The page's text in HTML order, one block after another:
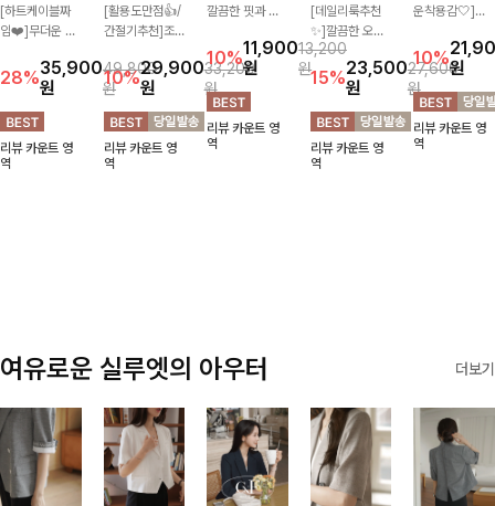
[하트케이블짜
임❤️]무더운 여
낭만같은 티셔츠
소재감에서 주는
포인트와 금장으
로 고급스러움도
놓치지 말아요♥
28%35,900
원
49,800
원
리뷰 카운트 영
역
[활용도만점👍/
간절기추천]조
색으로 감각적이
면서 단독부터
세트까지 활용도
높게 즐기는 셔
츠+나시 SET!
캐주얼한 감성으
10%29,900
원
33,200
원
리뷰 카운트 영
역
깔끔한 핏과 디
소재로 밋밋함
없이 착용 가능
하며 심플하게
입어도 좋고 레
이어드해서 입어
도 좋은 데일리
10%11,900
원
13,200
원
리뷰 카운트 영
역
[데일리룩추천
✨]깔끔한 오픈
카라넥과 조화로
운 배색이 들어
간 스트라이프
패턴으로 단정하
고 캐주얼한 무
드를 선사하는
반팔 티셔츠에
15%23,500
원
27,600
원
리뷰 카운트 영
역
운착용감🤍]린
럴한 플라워 프
린팅이 포인트가
되어 하나만으로
도 감성 있는 스
타일을 완성해드
리는 티셔츠-🌼
10%원
리뷰 카운트 영
역
여유로운 실루엣의 아우터 더보기